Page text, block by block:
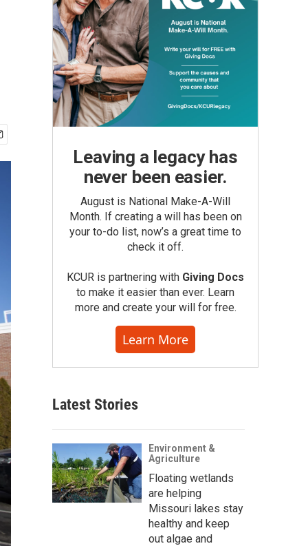
Leaving a legacy has
never been easier.
August is National Make-A-Will
Month. If creating a will has been on
your to-do list, now’s a great time to
check it off.
KCUR is partnering with Giving Docs
to make it easier than ever. Learn
more and create your will for free.
Learn More
Latest Stories
Environment &
Agriculture
Floating wetlands
are helping
Missouri lakes stay
healthy and keep
out algae and